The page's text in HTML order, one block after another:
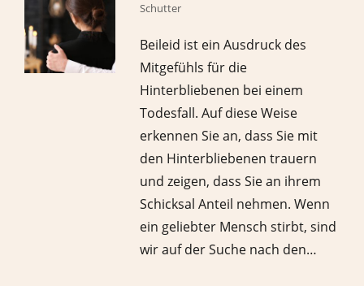
Schutter
Beileid ist ein Ausdruck des
Mitgefühls für die
Hinterbliebenen bei einem
Todesfall. Auf diese Weise
erkennen Sie an, dass Sie mit
den Hinterbliebenen trauern
und zeigen, dass Sie an ihrem
Schicksal Anteil nehmen. Wenn
ein geliebter Mensch stirbt, sind
wir auf der Suche nach den…